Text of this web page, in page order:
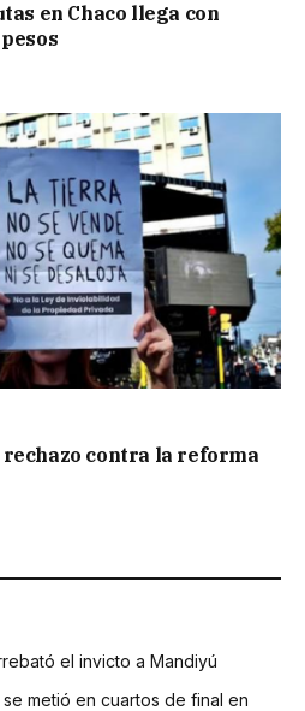
en Chaco llega con
rechazo contra la reforma
el invicto a Mandiyú
metió en cuartos de final en